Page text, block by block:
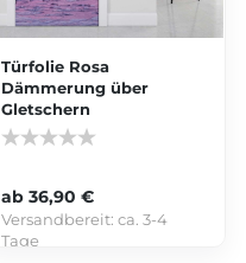
Türfolie Rosa
Dämmerung über
Gletschern
ab 36,90 €
Versandbereit:ca. 3-4
Tage